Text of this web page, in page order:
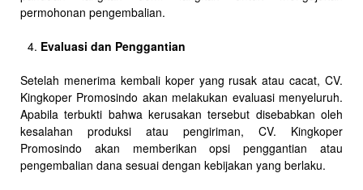
permohonan pengembalian.
Evaluasi dan Penggantian
Setelah menerima kembali koper yang rusak atau cacat, CV.
Kingkoper Promosindo akan melakukan evaluasi menyeluruh.
Apabila terbukti bahwa kerusakan tersebut disebabkan oleh
kesalahan produksi atau pengiriman, CV. Kingkoper
Promosindo akan memberikan opsi penggantian atau
pengembalian dana sesuai dengan kebijakan yang berlaku.